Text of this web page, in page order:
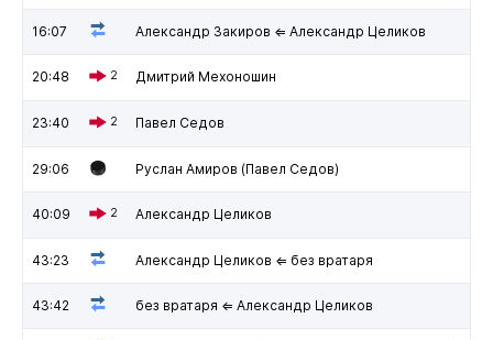
16:07 Александр Закиров ⇐ Александр Целиков
20:48 2 Дмитрий Мехоношин
23:40 2 Павел Седов
29:06 Руслан Амиров (Павел Седов)
40:09 2 Александр Целиков
43:23 Александр Целиков ⇐ без вратаря
43:42 без вратаря ⇐ Александр Целиков